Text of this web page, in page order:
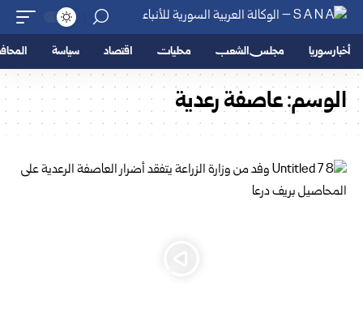
أخبار سوريا مجلس الشعب محليات اقتصاد سياسة
الوسم:عاصفة رعدية